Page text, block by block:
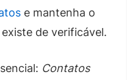
e mantenha o
de verificável.
Contatos